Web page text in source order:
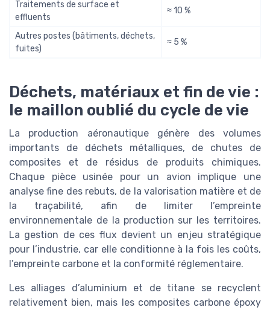
Traitements de surface et
effluents
≈ 10 %
Autres postes (bâtiments, déchets,
fuites)
≈ 5 %
Déchets, matériaux et fin de vie :
le maillon oublié du cycle de vie
La production aéronautique génère des volumes
importants de déchets métalliques, de chutes de
composites et de résidus de produits chimiques.
Chaque pièce usinée pour un avion implique une
analyse fine des rebuts, de la valorisation matière et de
la traçabilité, afin de limiter l’empreinte
environnementale de la production sur les territoires.
La gestion de ces flux devient un enjeu stratégique
pour l’industrie, car elle conditionne à la fois les coûts,
l’empreinte carbone et la conformité réglementaire.
Les alliages d’aluminium et de titane se recyclent
relativement bien, mais les composites carbone époxy